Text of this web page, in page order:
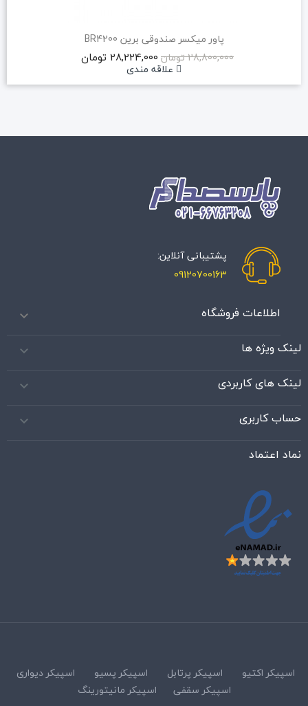
پاور میکسر صندوقی برین BR4200
28,800,000 تومان
28,224,000 تومان
علاقه مندی
پشتیبانی آنلاین:
09120700163
اطلاعات فروشگاه 
لینک ویژه ها 
لینک های کاربردی 
حساب کاربری 
نماد اعتماد
اسپیکر اکتیو اسپیکر پرتابل اسپیکر پسیو
اسپیکر دیواری
اسپیکر سقفی
اسپیکر مانیتورینگ